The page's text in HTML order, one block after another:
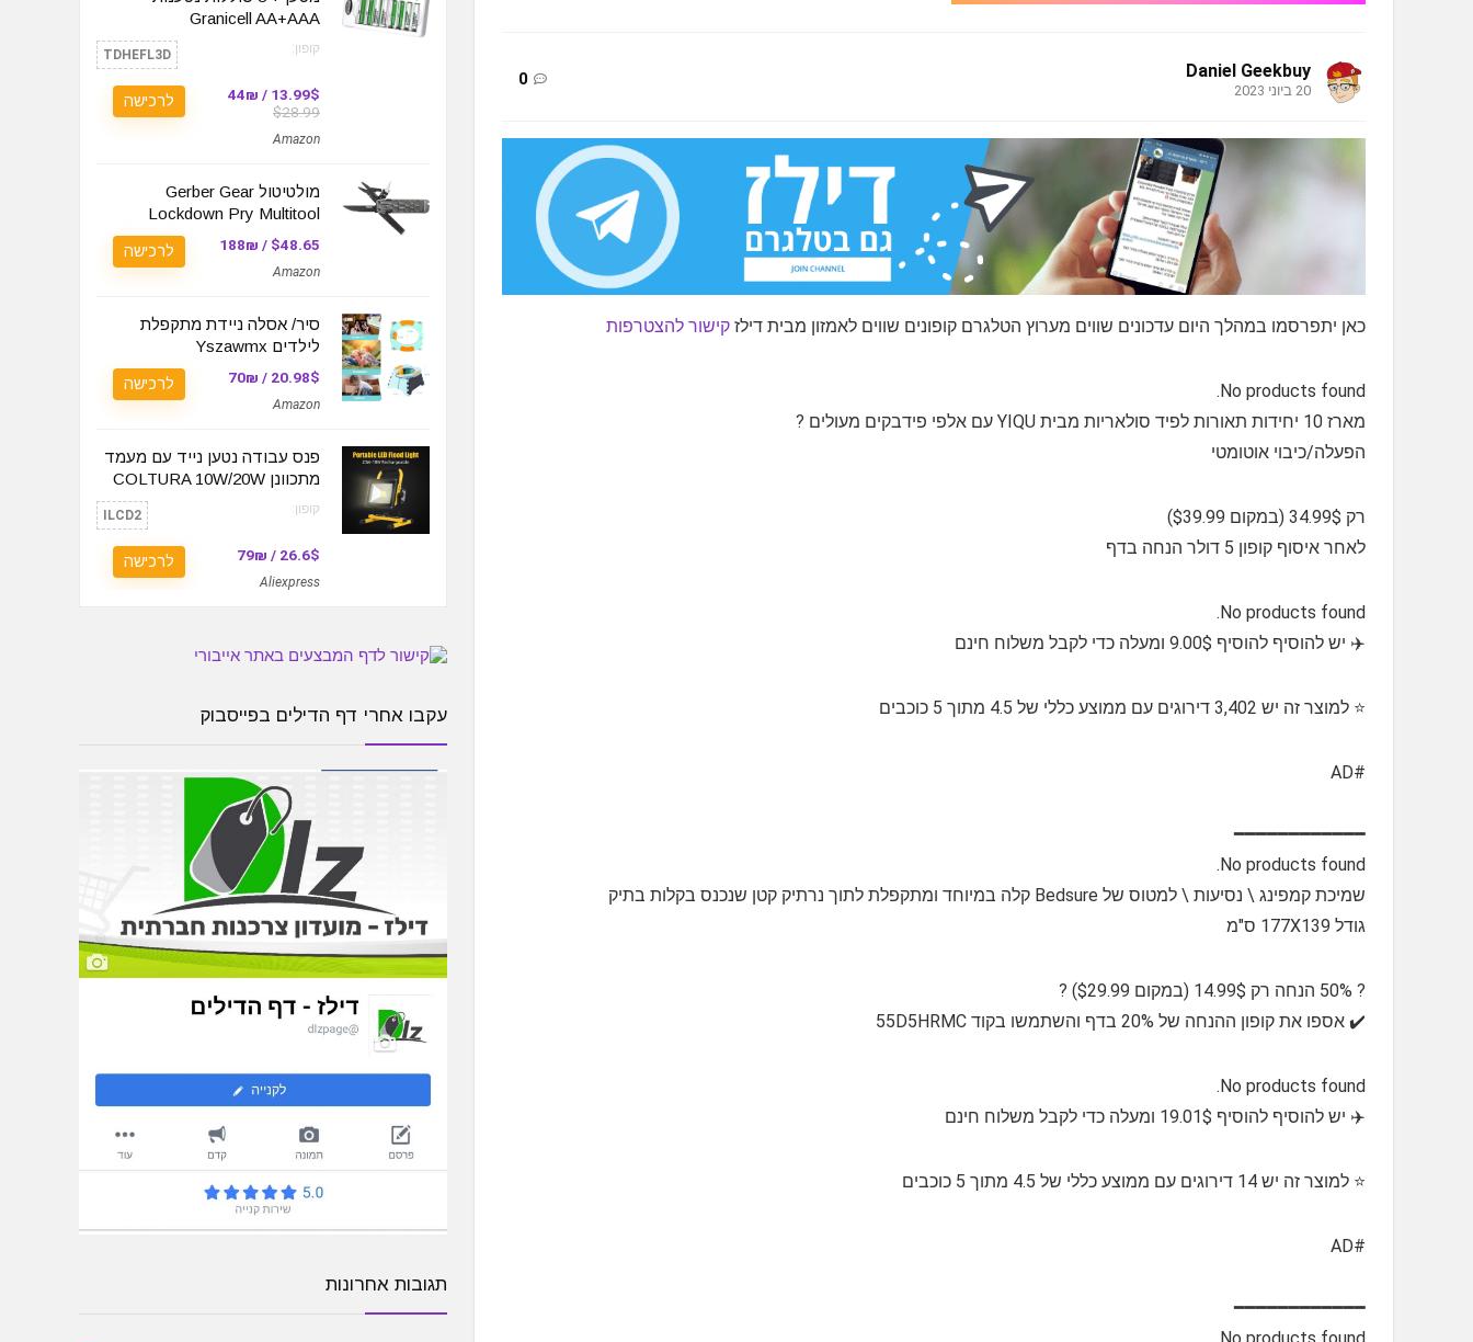
Daniel Geekbuy
20 ביוני 2023
0
כאן יתפרסמו במהלך היום עדכונים שווים מערוץ הטלגרם קופונים שווים לאמזון מבית דילז קישור להצטרפות
No products found.
מארז 10 יחידות תאורות לפיד סולאריות מבית YIQU עם אלפי פידבקים מעולים ?
הפעלה/כיבוי אוטומטי
רק 34.99$ (במקום $39.99)
לאחר איסוף קופון 5 דולר הנחה בדף
No products found.
✈️ יש להוסיף להוסיף 9.00$ ומעלה כדי לקבל משלוח חינם
⭐️ למוצר זה יש 3,402 דירוגים עם ממוצע כללי של 4.5 מתוך 5 כוכבים
#AD
━━━━━━━━━━━━
No products found.
שמיכת קמפינג \ נסיעות \ למטוס של Bedsure קלה במיוחד ומתקפלת לתוך נרתיק קטן שנכנס בקלות בתיק
גודל 177X139 ס"מ
? 50% הנחה רק 14.99$ (במקום $29.99) ?
✔️ אספו את קופון ההנחה של 20% בדף והשתמשו בקוד 55D5HRMC
No products found.
✈️ יש להוסיף להוסיף 19.01$ ומעלה כדי לקבל משלוח חינם
⭐️ למוצר זה יש 14 דירוגים עם ממוצע כללי של 4.5 מתוך 5 כוכבים
#AD
━━━━━━━━━━━━
Granicell AA+AAA
קופון: TDHEFL3D
13.99$ / 44₪
$28.99
Amazon
לרכישה
מולטיטול Gerber Gear
Lockdown Pry Multitool
$48.65 / 188₪
Amazon
לרכישה
סיר/ אסלה ניידת מתקפלת
לילדים Yszawmx
20.98$ / 70₪
Amazon
לרכישה
פנס עבודה נטען נייד עם מעמד
מתכוונן COLTURA 10W/20W
קופון: ILCD2
26.6$ / 79₪
Aliexpress
לרכישה
עקבו אחרי דף הדילים בפייסבוק
תגובות אחרונות